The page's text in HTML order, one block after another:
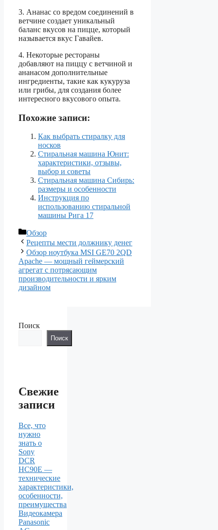
3. Ананас со вредом соединений в
ветчине создает уникальный
баланс вкусов на пицце, который
называется вкус Гавайев.
4. Некоторые рестораны
добавляют на пиццу с ветчиной и
ананасом дополнительные
ингредиенты, такие как кукуруза
или грибы, для создания более
интересного вкусового опыта.
Похожие записи:
Как выбрать стиралку для
носков
Стиральная машина Юнит:
характеристики, отзывы,
выбор и советы
Стиральная машина Сибирь:
размеры и особенности
Инструкция по
использованию стиральной
машины Рига 17
Рубрики
Обзор
Рецепты мести должнику денег
Обзор ноутбука MSI GE70 2QD
Apache — мощный геймерский
агрегат с потрясающим
производительности и ярким
дизайном
Поиск
Поиск
Свежие
записи
Все, что
нужно
знать о
Sony
DCR
HC90E —
технические
характеристики,
особенности,
преимущества
Видеокамера
Panasonic